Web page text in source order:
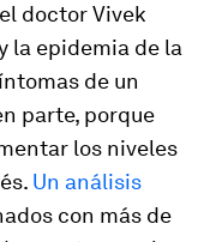
doctor Vivek
la epidemia de la
de un
parte, porque
los niveles
Un análisis
con más de